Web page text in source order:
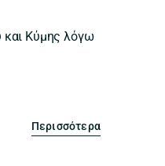
και Κύμης λόγω
Περισσότερα